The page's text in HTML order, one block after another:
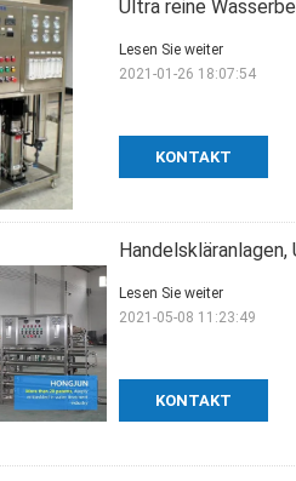
Ultra reine
KONTAKT
Lesen Sie weiter
2021-01-26 18:07:54
KONTAKT
Lesen Sie weiter
2021-05-08 11:23:49